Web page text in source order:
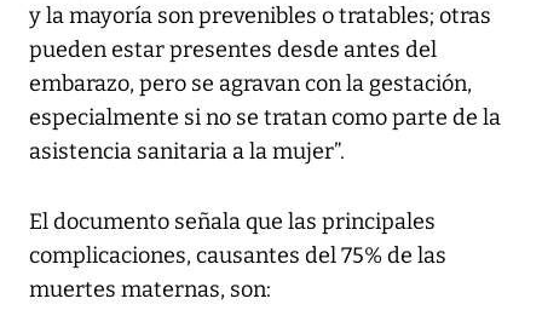
y la mayoría son prevenibles o tratables; otras
pueden estar presentes desde antes del
embarazo, pero se agravan con la gestación,
especialmente si no se tratan como parte de la
asistencia sanitaria a la mujer”.
El documento señala que las principales
complicaciones, causantes del 75% de las
muertes maternas, son: